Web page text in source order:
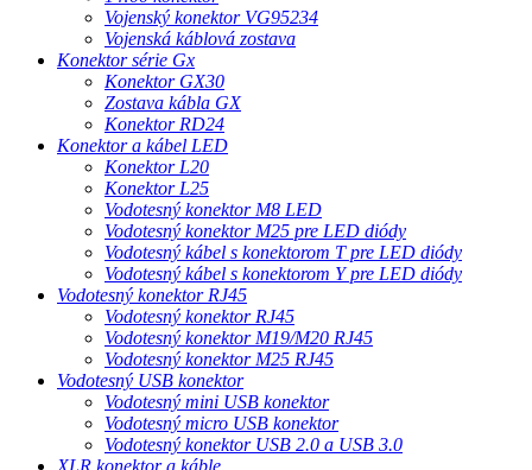
Vojenský konektor VG95234
Vojenská káblová zostava
Konektor série Gx
Konektor GX30
Zostava kábla GX
Konektor RD24
Konektor a kábel LED
Konektor L20
Konektor L25
Vodotesný konektor M8 LED
Vodotesný konektor M25 pre LED diódy
Vodotesný kábel s konektorom T pre LED diódy
Vodotesný kábel s konektorom Y pre LED diódy
Vodotesný konektor RJ45
Vodotesný konektor RJ45
Vodotesný konektor M19/M20 RJ45
Vodotesný konektor M25 RJ45
Vodotesný USB konektor
Vodotesný mini USB konektor
Vodotesný micro USB konektor
Vodotesný konektor USB 2.0 a USB 3.0
XLR konektor a káble